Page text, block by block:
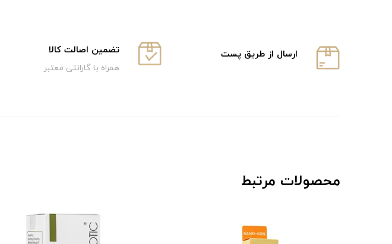
ارسال از طریق پست تضمین اصالت کالا
همراه با گارانتی معتبر
محصولات مرتبط